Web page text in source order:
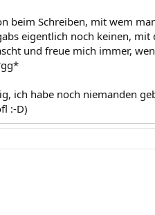
beim Schreiben, mit wem
eigentlich noch keinen,
und freue mich immer,
ich habe noch niemanden
:-D)